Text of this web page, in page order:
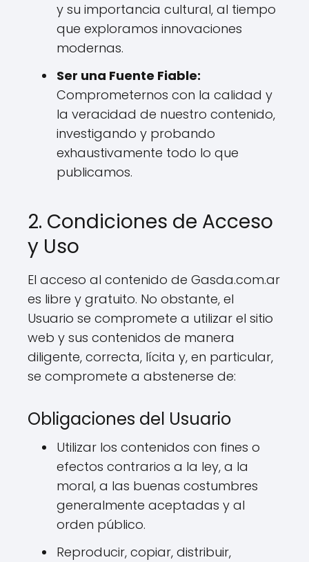
y su importancia cultural, al tiempo
que exploramos innovaciones
modernas.
Ser una Fuente Fiable:
Comprometernos con la calidad y
la veracidad de nuestro contenido,
investigando y probando
exhaustivamente todo lo que
publicamos.
2. Condiciones de Acceso
y Uso
El acceso al contenido de Gasda.com.ar
es libre y gratuito. No obstante, el
Usuario se compromete a utilizar el sitio
web y sus contenidos de manera
diligente, correcta, lícita y, en particular,
se compromete a abstenerse de:
Obligaciones del Usuario
Utilizar los contenidos con fines o
efectos contrarios a la ley, a la
moral, a las buenas costumbres
generalmente aceptadas y al
orden público.
Reproducir, copiar, distribuir,